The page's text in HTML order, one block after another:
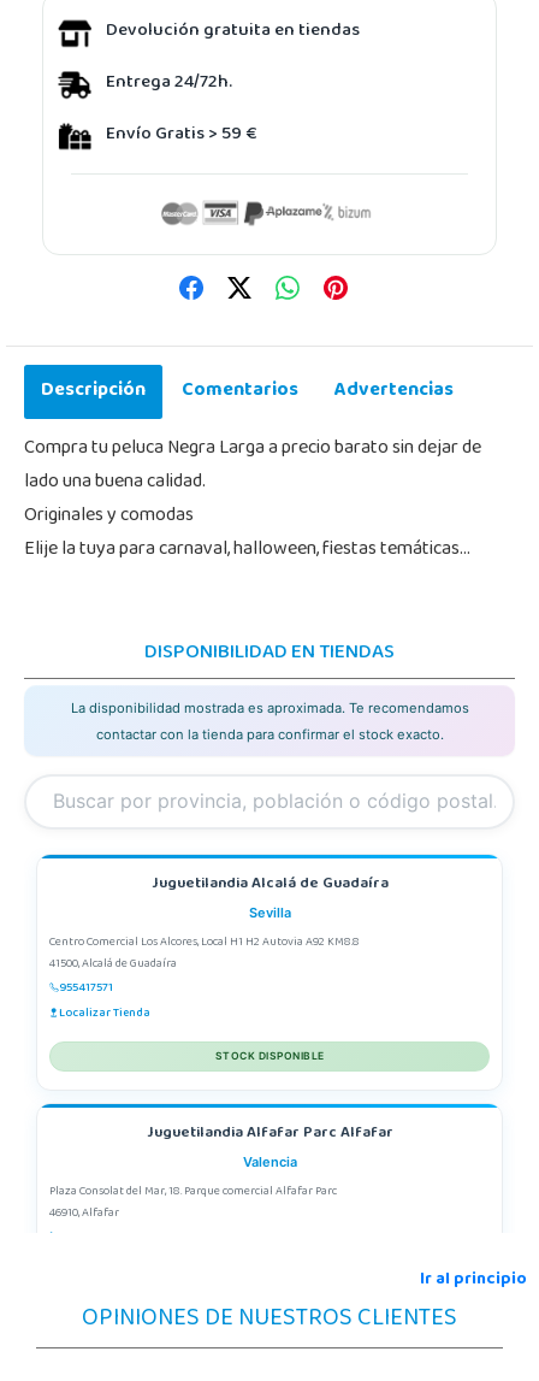
Devolución gratuita en tiendas
Entrega 24/72h.
Envío Gratis > 59 €
Descripción Comentarios
Advertencias
Compra tu peluca Negra Larga a precio barato sin dejar de
lado una buena calidad.
Originales y comodas
Elije la tuya para carnaval, halloween, fiestas temáticas...
DISPONIBILIDAD EN TIENDAS
La disponibilidad mostrada es aproximada. Te recomendamos
contactar con la tienda para confirmar el stock exacto.
Juguetilandia Alcalá de Guadaíra
Sevilla
Centro Comercial Los Alcores, Local H1 H2 Autovia A92 KM8.8
41500, Alcalá de Guadaíra
955417571
Localizar Tienda
STOCK DISPONIBLE
Juguetilandia Alfafar Parc Alfafar
Valencia
Plaza Consolat del Mar, 18. Parque comercial Alfafar Parc
46910, Alfafar
Ir al principio
OPINIONES DE NUESTROS CLIENTES